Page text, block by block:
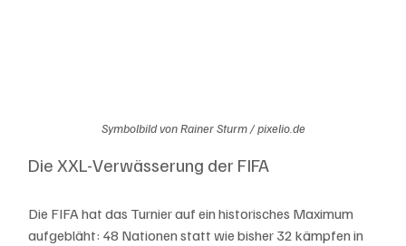
Symbolbild von Rainer Sturm / pixelio.de
Die XXL-Verwässerung der FIFA
Die FIFA hat das Turnier auf ein historisches Maximum
aufgebläht: 48 Nationen statt wie bisher 32 kämpfen in